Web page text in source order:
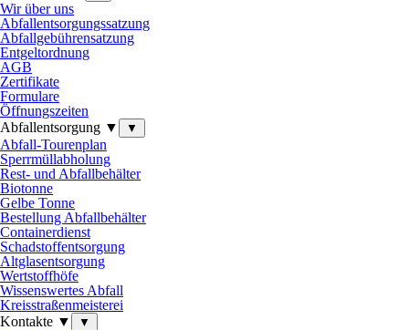
Wir über uns
Abfallentsorgungssatzung
Abfallgebührensatzung
Entgeltordnung
AGB
Zertifikate
Formulare
Öffnungszeiten
Abfallentsorgung ▼
▼
Abfall-Tourenplan
Sperrmüllabholung
Rest- und Abfallbehälter
Biotonne
Gelbe Tonne
Bestellung Abfallbehälter
Containerdienst
Schadstoffentsorgung
Altglasentsorgung
Wertstoffhöfe
Wissenswertes Abfall
Kreisstraßenmeisterei
Kontakte ▼
▼